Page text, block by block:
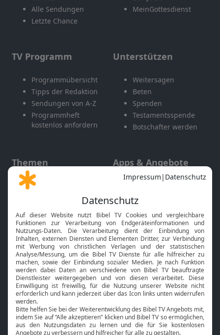
Alle Sendungen
Letzte Chance
MeinGottesdienst
TV Programm
Programmübersicht
Tipps der Redaktion
Sendungen von A-Z
Programmheft
kostenlos anfordern
Unterstützen
Weitersagen
Beten
Spenden
Testamentsspende
Botschafter werden
Themen
Gott und Bibel erklärt
Neuigkeiten
Apps & Angebote
Mobile App
Smart TV
HbbTV
Bibelthek Online-Bibel
Nächster Gottesdienst
Bibel TV
Über uns
Jobs
Service
Kontakt
TV-Empfang